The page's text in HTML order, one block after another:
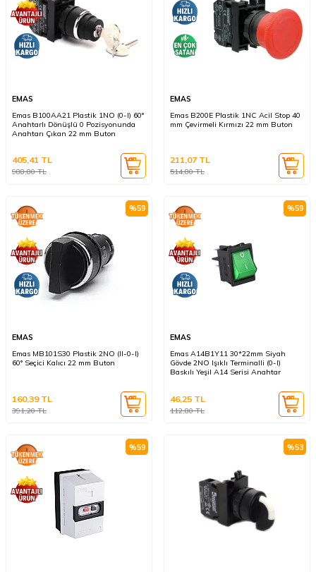
EMAS
Emas B100AA21 Plastik 1NO (0-I) 60°
Anahtarlı Dönüşlü 0 Pozisyonunda
Anahtarı Çıkan 22 mm Buton
988,80TL
405,41 TL
EMAS
Emas B200E Plastik 1NC Acil Stop 40
mm Çevirmeli Kırmızı 22 mm Buton
514,80TL
211,07 TL
%59
EMAS
Emas MB101S30 Plastik 2NO (II-0-I)
60° Seçici Kalıcı 22 mm Buton
391,20TL
160,39TL
%59
EMAS
Emas A14B1Y11 30*22mm Siyah
Gövde 2NO Işıklı Terminalli (0-I)
Baskılı Yeşil A14 Serisi Anahtar
112,80TL
46,25 TL
%59 %53